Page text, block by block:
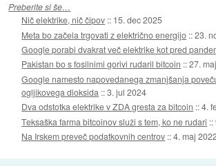
Preberite si še…
Nič elektrike, nič čipov :: 15. dec 2025
Meta bo začela trgovati z električno energijo ::23.
Google porabi dvakrat več elektrike kot pred
Pakistan bo s fosilnimi gorivi rudaril bitcoin ::27.
Google namesto napovedanega zmanjšanja
ogljikovega dioksida ::3. jul 2024
Dva odstotka elektrike v ZDA gresta za bitcoin ::4.
Teksaška farma bitcoinov služi s tem, ko ne rudari ::
Na Irskem preveč podatkovnih centrov ::4. maj